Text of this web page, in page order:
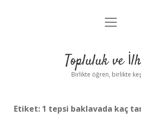
Anasayfa
Yasal Uyarı
menüyü
Topluluk ve
Birlikte öğren, birlikte
Etiket: 1 tepsi baklavada kaç